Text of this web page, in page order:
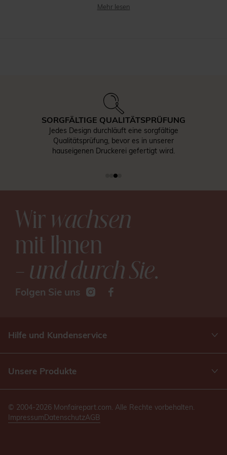
Mehr lesen
SORGFÄLTIGE QUALITÄTSPRÜFUNG
Jedes Design durchläuft eine sorgfältige
Qualitätsprüfung, bevor es in unserer
hauseigenen Druckerei gefertigt wird.
Wirwachsen
mit Ihnen
– und durch Sie.
Folgen Sie uns
Hilfe und Kundenservice
Unsere Produkte
© 2004-2026 Monfairepart.com. Alle Rechte vorbehalten.
ImpressumDatenschutzAGB